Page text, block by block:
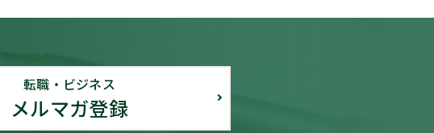
転職・ビジネス
メルマガ登録